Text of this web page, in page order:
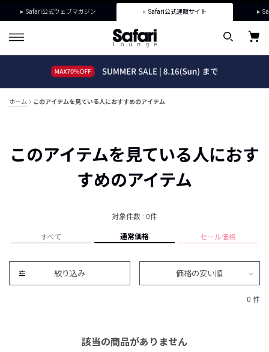
Safari公式ウェブマガジン Safari公式通販サイト
ホーム このアイテムを見ている人におすすめのアイテム
このアイテムを見ている人におす
すめのアイテム
対象件数 : 0件
すべて 通常価格 セール価格
絞り込み 価格の安い順
0 件
該当の商品がありません